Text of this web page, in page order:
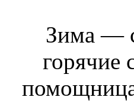
Зима —
горячие